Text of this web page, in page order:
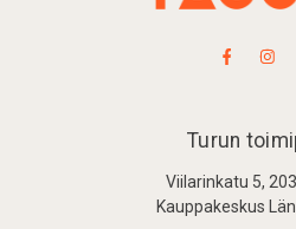
Turun
Viilarinkatu 5,
Kauppakeskus